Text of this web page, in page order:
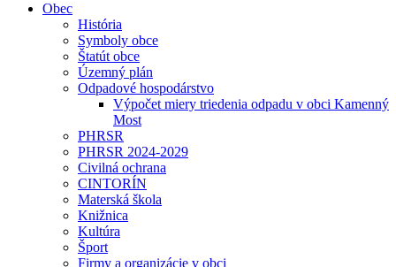
Obec
História
Symboly obce
Štatút obce
Územný plán
Odpadové hospodárstvo
Výpočet miery triedenia odpadu v obci Kamenný
Most
PHRSR
PHRSR 2024-2029
Civilná ochrana
CINTORÍN
Materská škola
Knižnica
Kultúra
Šport
Firmy a organizácie v obci